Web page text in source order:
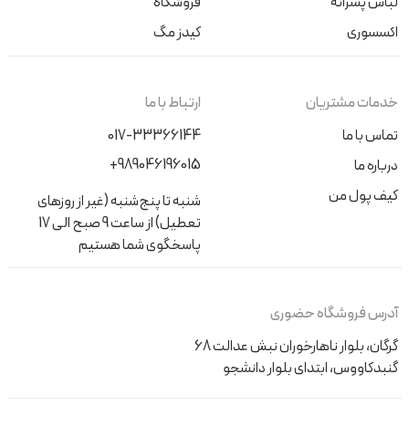
اکسسوری
کیدز مگ
خدمات مشتریان
تماس با ما
درباره ما
کیف پول من
ارتباط با ما
017-33366144
+989046196015
شنبه تا پنج‌شنبه (غیر از روزهای
تعطیل) از ساعت 9 صبح الی 17
پاسخگوی شما هستیم
آدرس فروشگاه حضوری
گرگان، بلوار ناهارخوران نبش عدالت 68
گنبدکاووس، ابتدای بلوار دانشجو